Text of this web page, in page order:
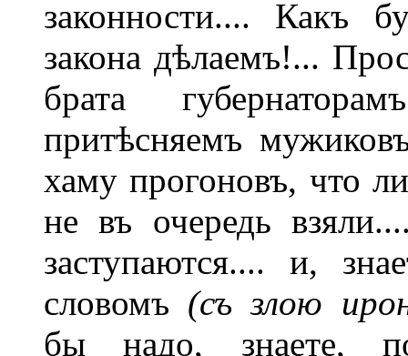
законности.... Какъ
закона дѣлаемъ!...
брата
притѣсняемъ
хаму прогоновъ, что
не въ очередь
заступаются.... и,
словомъ (съ злою
бы надо, знаете,